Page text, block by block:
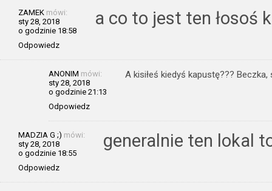
ZAMEK mówi:
sty 28, 2018
o godzinie 18:58
Odpowiedz
a co to jest ten łosoś
ANONIM mówi:
sty 28, 2018
o godzinie 21:13
Odpowiedz
A kisiłeś kiedyś kapustę???
MADZIA G ;) mówi:
sty 28, 2018
o godzinie 18:55
Odpowiedz
generalnie ten lokal